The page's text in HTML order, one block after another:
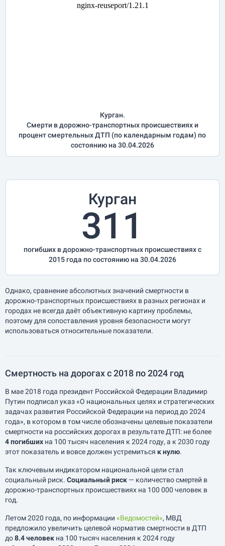
Курган.
Смерти в дорожно-транспортных происшествиях и
процент смертельных ДТП (по календарным годам) по
состоянию на 30.04.2026
Курган
311
погибших в дорожно-транспортных происшествиях с
2015 года по состоянию на 30.04.2026
Однако, сравнение абсолютных значений смертности в
дорожно-транспортных происшествиях в разных регионах и
городах не всегда даёт объективную картину проблемы,
поэтому для сопоставления уровня безопасности могут
использоваться относительные показатели.
Смертность на дорогах с 2018 по 2024 год
В мае 2018 года президент Российской Федерации Владимир
Путин подписал указ «О национальных целях и стратегических
задачах развития Российской Федерации на период до 2024
года», в котором в том числе обозначены целевые показатели
смертности на российских дорогах в результате ДТП: не более
4 погибших на 100 тысяч населения к 2024 году, а к 2030 году
этот показатель и вовсе должен устремиться к нулю.
Так ключевым индикатором национальной цели стал
социальный риск. Социальный риск — количество смертей в
дорожно-транспортных происшествиях на 100 000 человек в
год.
Летом 2020 года, по информации «Ведомостей», МВД
предложило увеличить целевой норматив смертности в ДТП
до8.4 человек на 100 тысяч населения к 2024 году